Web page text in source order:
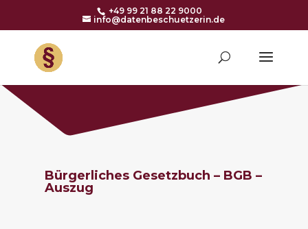
+49 99 21 88 22 9000
info@datenbeschuetzerin.de
Bürgerliches Gesetzbuch – BGB –
Auszug